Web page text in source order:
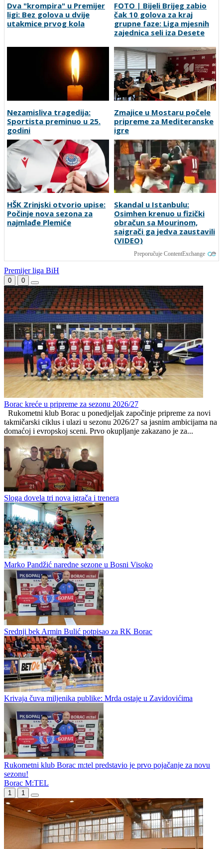
Dva "krompira" u Premijer
ligi: Bez golova u dvije
utakmice prvog kola
FOTO | Bijeli Brijeg zabio
čak 10 golova za kraj
grupne faze: Liga mjesnih
zajednica seli iza Desete
Nezamisliva tragedija:
Sportista preminuo u 25.
godini
Zmajice u Mostaru počele
pripreme za Mediteranske
igre
HŠK Zrinjski otvorio upise:
Počinje nova sezona za
najmlađe Plemiće
Skandal u Istanbulu:
Osimhen krenuo u fizički
obračun sa Mourinom,
saigrači ga jedva zaustavili
(VIDEO)
Preporučuje ContentExchange
Premijer liga BiH
0 0
Borac kreće u pripreme za sezonu 2026/27
Rukometni klub Borac u ponedjeljak započinje pripreme za novi
takmičarski ciklus i ulazi u sezonu 2026/27 sa jasnim ambicijama na
domaćoj i evropskoj sceni. Prvo okupljanje zakazano je za...
Sloga dovela tri nova igrača i trenera
Marko Pandžić naredne sezone u Bosni Visoko
Srednji bek Armin Bulić potpisao za RK Borac
Krivaja čuva miljenika publike: Mrda ostaje u Zavidovićima
Rukometni klub Borac m:tel predstavio je prvo pojačanje za novu
sezonu!
Borac M:TEL
1 1